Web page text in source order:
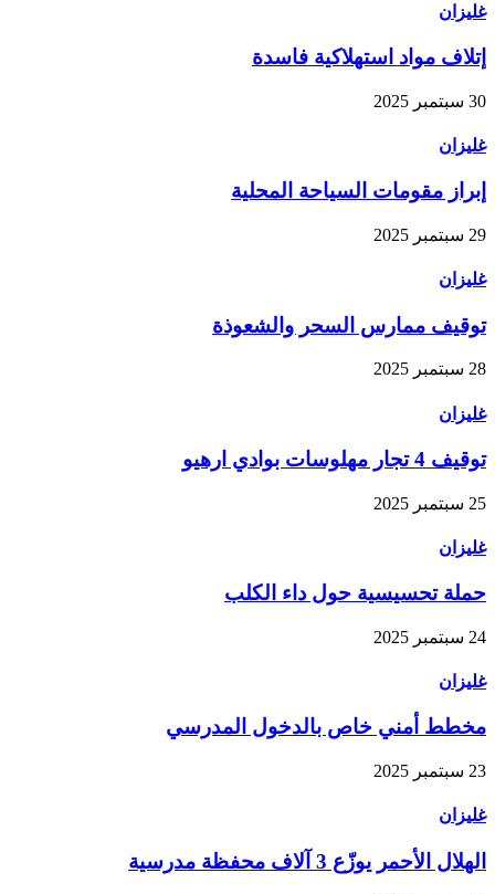
غليزان
إتلاف مواد استهلاكية فاسدة
30 سبتمبر 2025
غليزان
إبراز مقومات السياحة المحلية
29 سبتمبر 2025
غليزان
توقيف ممارس السحر والشعوذة
28 سبتمبر 2025
غليزان
توقيف 4 تجار مهلوسات بوادي ارهيو
25 سبتمبر 2025
غليزان
حملة تحسيسية حول داء الكلب
24 سبتمبر 2025
غليزان
مخطط أمني خاص بالدخول المدرسي
23 سبتمبر 2025
غليزان
الهلال الأحمر يوزّع 3 آلاف محفظة مدرسية